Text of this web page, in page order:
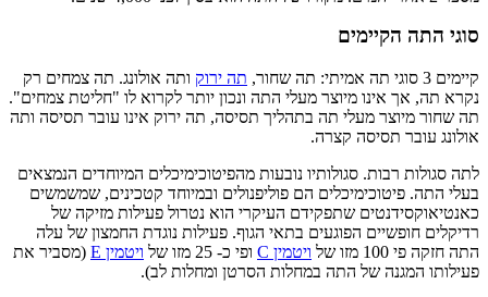
סוגי התה הקיימים
קיימים 3 סוגי תה אמיתי: תה שחור, תה ירוק ותה אולונג. תה צמחים רק
נקרא תה, אך אינו מיוצר מעלי התה ונכון יותר לקרוא לו "חליטת צמחים".
תה שחור מיוצר מעלי תה בתהליך תסיסה, תה ירוק אינו עובר תסיסה ותה
אולונג עובר תסיסה קצרה.
לתה סגולות רבות. סגולותיו נובעות מהפיטוכימיכלים המיוחדים הנמצאים
בעלי התה. פיטוכימיכלים הם פוליפנולים ובמיוחד קטכינים, שמשמשים
כאנטיאוקסידנטים שתפקידם העיקרי הוא נטרול פעילות מזיקה של
רדיקלים חופשיים הפוגעים בתאי הגוף. פעילות נוגדת החמצון של עלה
התה חזקה פי 100 מזו של
ויטמין C ופי כ- 25 מזו של ויטמין E
(מסביר את
פעילותו המגנה של התה במחלות הסרטן ומחלות לב).